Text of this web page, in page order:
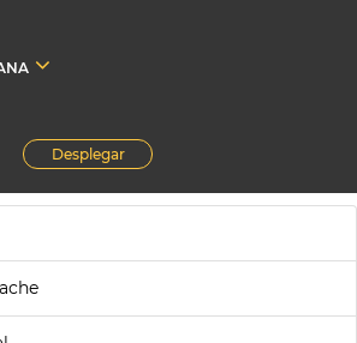
Desplegar